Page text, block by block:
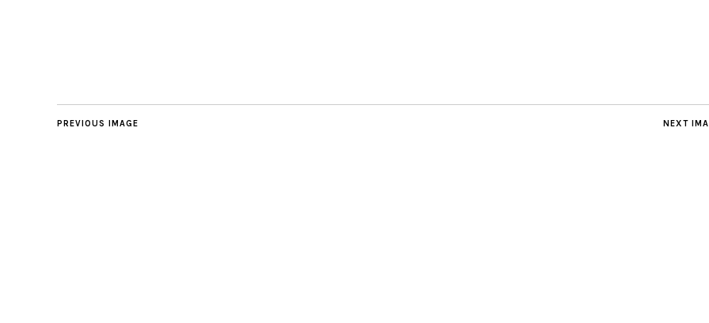
NEXT
PREVIOUS IMAGE